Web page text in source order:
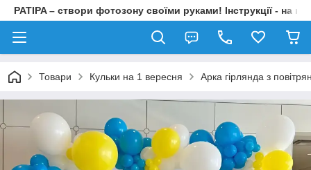
PATIPA – створи фотозону своїми руками! Інструкції - на
Товари Кульки на 1 вересня Арка гірлянда з